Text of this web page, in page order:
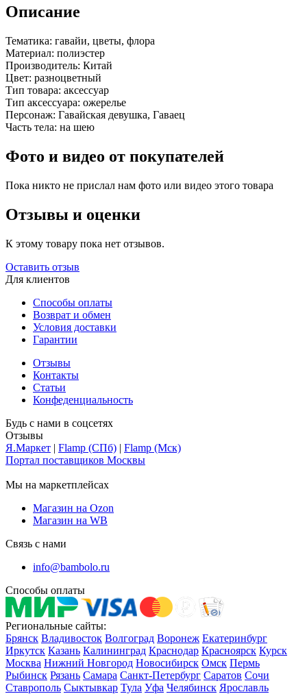
Описание
Тематика: гавайи, цветы, флора
Материал: полиэстер
Производитель: Китай
Цвет: разноцветный
Тип товара: аксессуар
Тип аксессуара: ожерелье
Персонаж: Гавайская девушка, Гаваец
Часть тела: на шею
Фото и видео от покупателей
Пока никто не прислал нам фото или видео этого товара
Отзывы и оценки
К этому товару пока нет отзывов.
Оставить отзыв
Для клиентов
Способы оплаты
Возврат и обмен
Условия доставки
Гарантии
Отзывы
Контакты
Статьи
Конфеденциальность
Будь с нами в соцсетях
Отзывы
Я.Маркет | Flamp (СПб) | Flamp (Мск)
Портал поставщиков Москвы
Мы на маркетплейсах
Магазин на Ozon
Магазин на WB
Связь с нами
info@bambolo.ru
Способы оплаты
Региональные сайты:
Брянск Владивосток Волгоград Воронеж Екатеринбург
Иркутск Казань Калининград Краснодар Красноярск Курск
Москва Нижний Новгород Новосибирск Омск Пермь
Рыбинск Рязань Самара Санкт-Петербург Саратов Сочи
Ставрополь Сыктывкар Тула Уфа Челябинск Ярославль